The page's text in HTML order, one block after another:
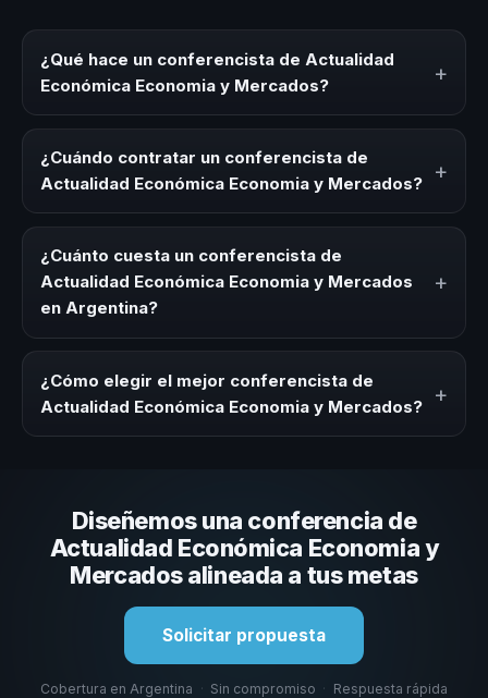
¿Qué hace un conferencista de Actualidad
Económica Economia y Mercados?
+
Mercados es un experto que comparte conocimiento,
estrategias y experiencias sobre este tema en eventos
corporativos, convenciones y seminarios. Su objetivo es
¿Cuándo contratar un conferencista de
Actualidad Económica Economia y Mercados?
+
Económica Economia y Mercados para kick-offs,
convenciones anuales, programas de desarrollo, eventos
de integración o cuando tu organización necesita
impulsar un cambio cultural relacionado con esta
temática.
¿Cuánto cuesta un conferencista de
Actualidad Económica Economia y Mercados
en Argentina?
+
modalidad y la duración del evento. En CHM Argentina
ofrecemos asesoría inicial y propuesta consultiva
adaptada a tu presupuesto.
¿Cómo elegir el mejor conferencista de
Actualidad Económica Economia y Mercados?
+
organización. En CHM Argentina te ayudamos a hacer
esa selección.
Diseñemos una conferencia de
Actualidad Económica Economia y
Mercados alineada a tus metas
Solicitar propuesta
Cobertura en Argentina · Sin compromiso · Respuesta rápida